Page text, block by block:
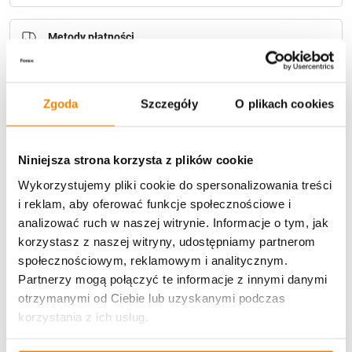
Zgoda Szczegóły O plikach cookies
Niniejsza strona korzysta z plików cookie
Wykorzystujemy pliki cookie do spersonalizowania treści
i reklam, aby oferować funkcje społecznościowe i
analizować ruch w naszej witrynie. Informacje o tym, jak
korzystasz z naszej witryny, udostępniamy partnerom
społecznościowym, reklamowym i analitycznym.
Partnerzy mogą połączyć te informacje z innymi danymi
otrzymanymi od Ciebie lub uzyskanymi podczas
korzystania z ich usług.
hurtowniiPrzejdź do hurtowni B2B
Metody płatności
Opis produktu
Specyfikacja